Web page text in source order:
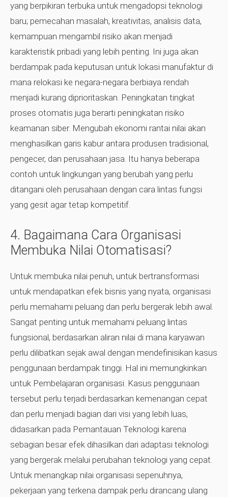
yang berpikiran terbuka untuk mengadopsi teknologi
baru; pemecahan masalah, kreativitas, analisis data,
kemampuan mengambil risiko akan menjadi
karakteristik pribadi yang lebih penting. Ini juga akan
berdampak pada keputusan untuk lokasi manufaktur di
mana relokasi ke negara-negara berbiaya rendah
menjadi kurang diprioritaskan. Peningkatan tingkat
proses otomatis juga berarti peningkatan risiko
keamanan siber. Mengubah ekonomi rantai nilai akan
menghasilkan garis kabur antara produsen tradisional,
pengecer, dan perusahaan jasa. Itu hanya beberapa
contoh untuk lingkungan yang berubah yang perlu
ditangani oleh perusahaan dengan cara lintas fungsi
yang gesit agar tetap kompetitif.
4. Bagaimana Cara Organisasi
Membuka Nilai Otomatisasi?
Untuk membuka nilai penuh, untuk bertransformasi
untuk mendapatkan efek bisnis yang nyata, organisasi
perlu memahami peluang dan perlu bergerak lebih awal.
Sangat penting untuk memahami peluang lintas
fungsional, berdasarkan aliran nilai di mana karyawan
perlu dilibatkan sejak awal dengan mendefinisikan kasus
penggunaan berdampak tinggi. Hal ini memungkinkan
untuk Pembelajaran organisasi. Kasus penggunaan
tersebut perlu terjadi berdasarkan kemenangan cepat
dan perlu menjadi bagian dari visi yang lebih luas,
didasarkan pada Pemantauan Teknologi karena
sebagian besar efek dihasilkan dari adaptasi teknologi
yang bergerak melalui perubahan teknologi yang cepat.
Untuk menangkap nilai organisasi sepenuhnya,
pekerjaan yang terkena dampak perlu dirancang ulang